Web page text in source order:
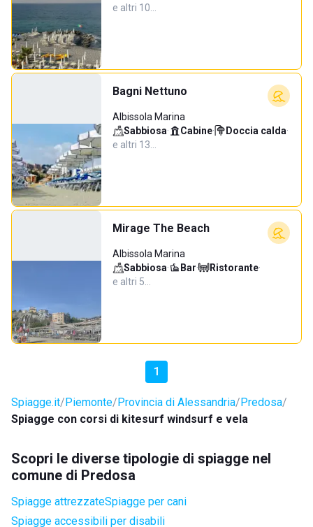
e altri 10…
Bagni Nettuno
Albissola Marina
Sabbiosa· Cabine· Doccia calda·
e altri 13…
Mirage The Beach
Albissola Marina
Sabbiosa· Bar· Ristorante·
e altri 5…
1
Spiagge.it Piemonte Provincia di Alessandria Predosa
Spiagge con corsi di kitesurf windsurf e vela
Scopri le diverse tipologie di spiagge nel
comune di Predosa
Spiagge attrezzateSpiagge per cani
Spiagge accessibili per disabili